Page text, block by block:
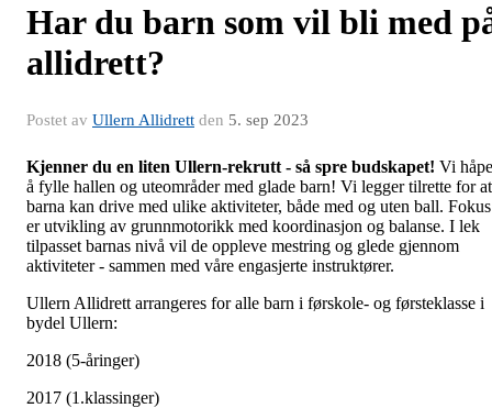
Har du barn som vil bli med
allidrett?
Postet av Ullern Allidrett den 5. sep 2023
Kjenner du en liten Ullern-rekrutt - så spre budskapet! Vi
å fylle hallen og uteområder med glade barn! Vi legger tilrette for at
barna kan drive med ulike aktiviteter, både med og uten ball. Fokus
er utvikling av grunnmotorikk med koordinasjon og balanse. I lek
tilpasset barnas nivå vil de oppleve mestring og glede gjennom
aktiviteter - sammen med våre engasjerte instruktører.
Ullern Allidrett arrangeres for alle barn i førskole- og førsteklasse i
bydel Ullern:
2018 (5-åringer)
2017 (1.klassinger)